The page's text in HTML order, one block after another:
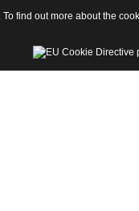
find out more about the